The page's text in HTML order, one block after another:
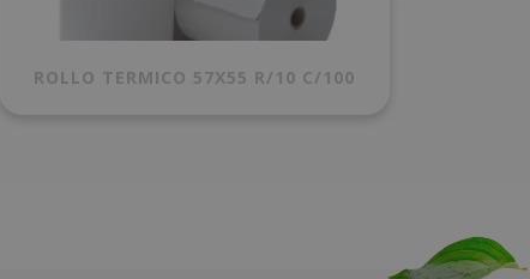
ROLLO TERMICO 57X55 R/10 C/100